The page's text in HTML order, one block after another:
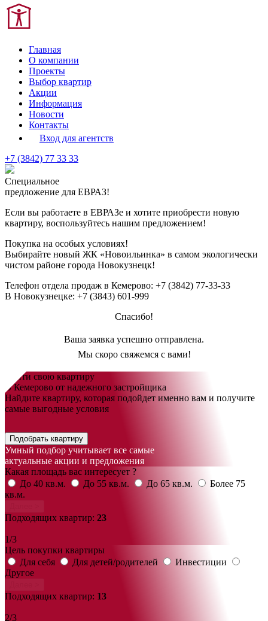
Главная
О компании
Проекты
Выбор квартир
Акции
Информация
Новости
Контакты
Вход для агентств
+7 (3842) 77 33 33
Специальное
предложение для ЕВРАЗ!
Если вы работаете в ЕВРАЗе и хотите приобрести новую
квартиру, воспользуйтесь нашим предложением!
Покупка на особых условиях!
Выбирайте новый ЖК «Новоильинка» в самом экологически
чистом районе города Новокузнецк!
Телефон отдела продаж в Кемерово: +7 (3842) 77-33-33
В Новокузнецке: +7 (3843) 601-999
Спасибо!
Ваша заявка успешно отправлена.
Мы скоро свяжемся с вами!
Найти свою квартиру
В Кемерово от надежного застройщика
Найдите квартиру, которая подойдет именно вам и получите
самые выгодные условия
Подобрать квартиру
Умный подбор учитывает все самые
актуальные акции и предложения
Какая площадь вас интересует ?
До 40 кв.м.
До 55 кв.м. До 65 кв.м.
Более 75
кв.м.
Подходящих квартир: 23
1/3
Цель покупки квартиры
Для себя
Для детей/родителей
Инвестиции
Другое
Подходящих квартир: 13
2/3